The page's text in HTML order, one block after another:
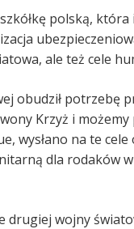
polską,
ale też cele
obudził potrzebę
Krzyż i
wysłano na te
dla rodaków
drugiej wojny